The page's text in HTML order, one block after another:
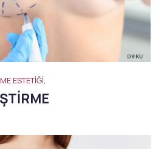
ESTETIĞI,